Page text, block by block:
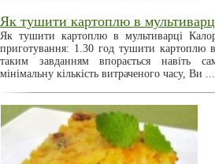
Як тушити картоплю в
Як тушити картоплю в мультиварці
приготування: 1.30 год тушити картоплю
таким завданням впорається навіть
мінімальну кількість витраченого часу, Ви ...